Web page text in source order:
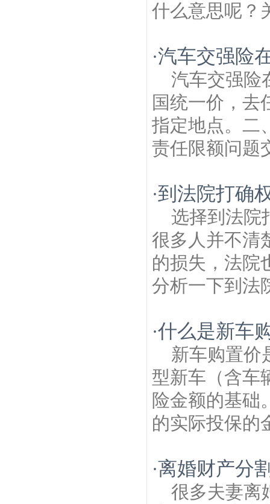
什么意思呢？
·汽车交强险
汽车交强险
国统一价，去
指定地点。二
责任限额问题
·到法院打确
选择到法院
很多人并不清
的损失，法院
分析一下到法
·什么是新车
新车购置价
型新车（含车
险金额的基
的实际投保的
·离婚财产分
很多夫妻离